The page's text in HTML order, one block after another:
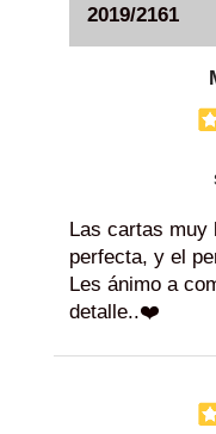
2019/2161
Las cartas muy
perfecta, y el
Les ánimo a
detalle..❤️